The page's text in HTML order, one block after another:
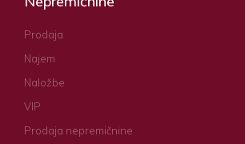
Prodaja
Najem
Naložbe
VIP
Prodaja nepremičnine